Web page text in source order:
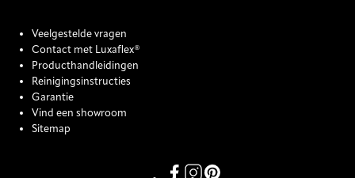
Veelgestelde vragen
Contact met Luxaflex®
Producthandleidingen
Reinigingsinstructies
Garantie
Vind een showroom
Sitemap
Link missing Display text from
Link missing Display text
Link missing Display text